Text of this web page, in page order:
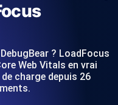
? LoadFocus
Web Vitals en vrai
charge depuis 26